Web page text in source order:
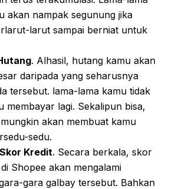
akan nampak segunung jika
larut sampai berniat untuk
. Alhasil, hutang kamu akan
daripada yang seharusnya
tersebut. lama-lama kamu tidak
membayar lagi. Sekalipun bisa,
akan membuat kamu
sedu.
Kredit. Secara berkala, skor
Shopee akan mengalami
gara galbay tersebut. Bahkan